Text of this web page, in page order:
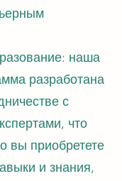
наша
разработана
с
что
вы приобретете
и знания,